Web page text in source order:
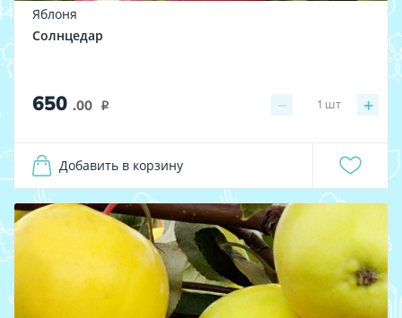
Яблоня
Солнцедар
650 .00 i − +
1 шт
Добавить в корзину